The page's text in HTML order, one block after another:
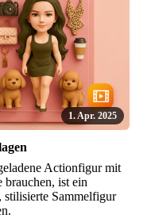
1. Apr. 2025
Actionfigur mit
brauchen, ist ein
stilisierte Sammelfigur